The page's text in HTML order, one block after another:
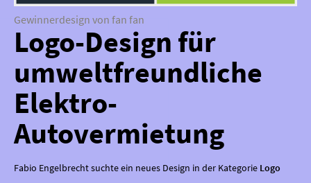
Gewinnerdesign von fan fan
Logo-Design für
umweltfreundliche
Elektro-
Autovermietung
Fabio Engelbrecht suchte ein neues Design in der Kategorie Logo